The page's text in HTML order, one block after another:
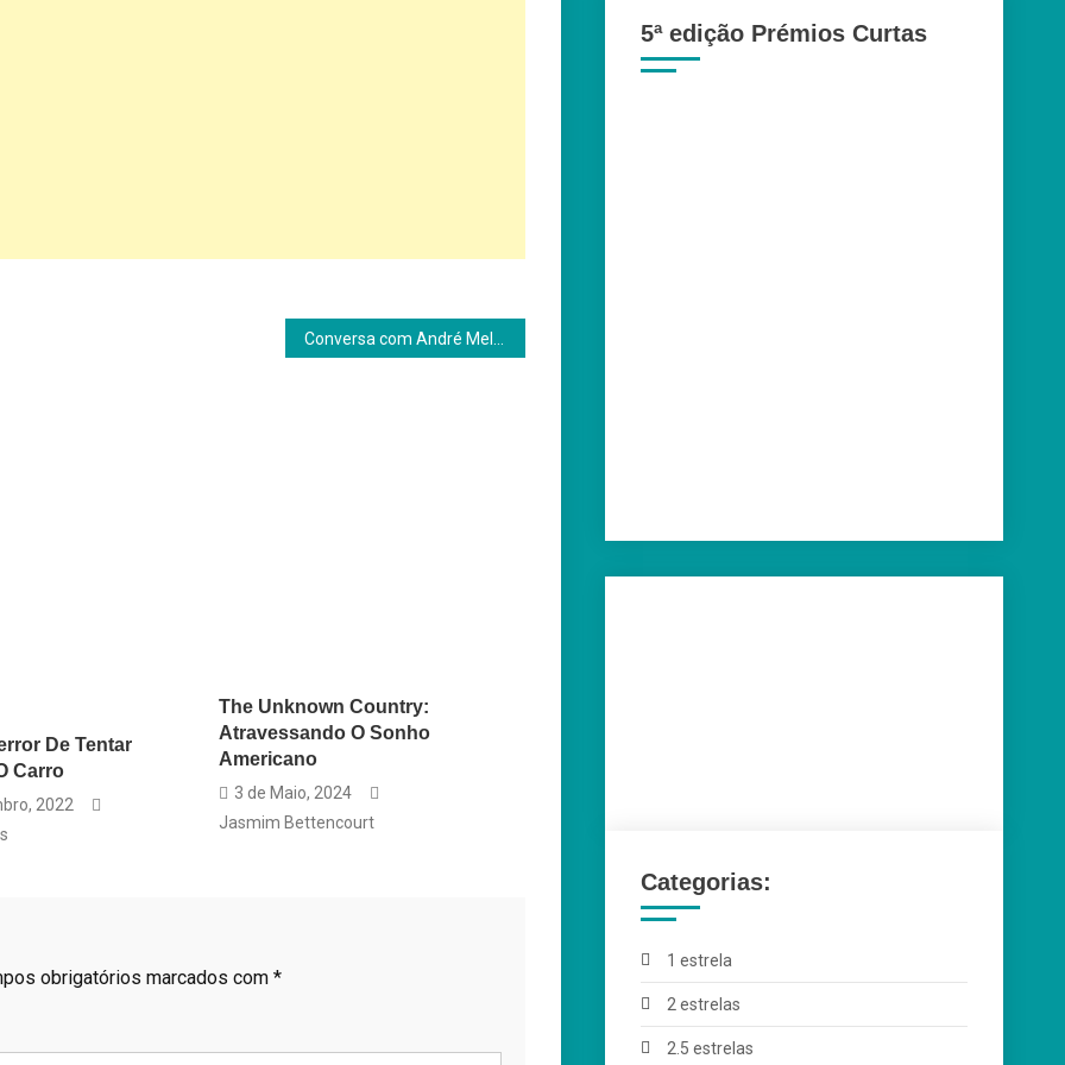
De Tentar
Carro
2022
The Unknown Country:
Atravessando O Sonho
Americano
3 de Maio, 2024
Jasmim Bettencourt
obrigatórios marcados com *
5ª edição Prémios Curtas
Categorias:
1 estrela
2 estrelas
2.5 estrelas